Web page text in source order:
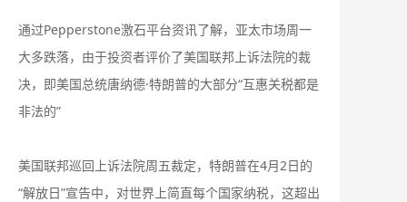
通过Pepperstone激石平台资讯了解，亚太市场周一
大多跌落，由于投资者评价了美国联邦上诉法院的裁
决，即美国总统唐纳德·特朗普的大部分“互惠关税都是
非法的”
美国联邦巡回上诉法院周五裁定，特朗普在4月2日的
“解放日”宣告中，对世界上简直每个国家纳税，这超出